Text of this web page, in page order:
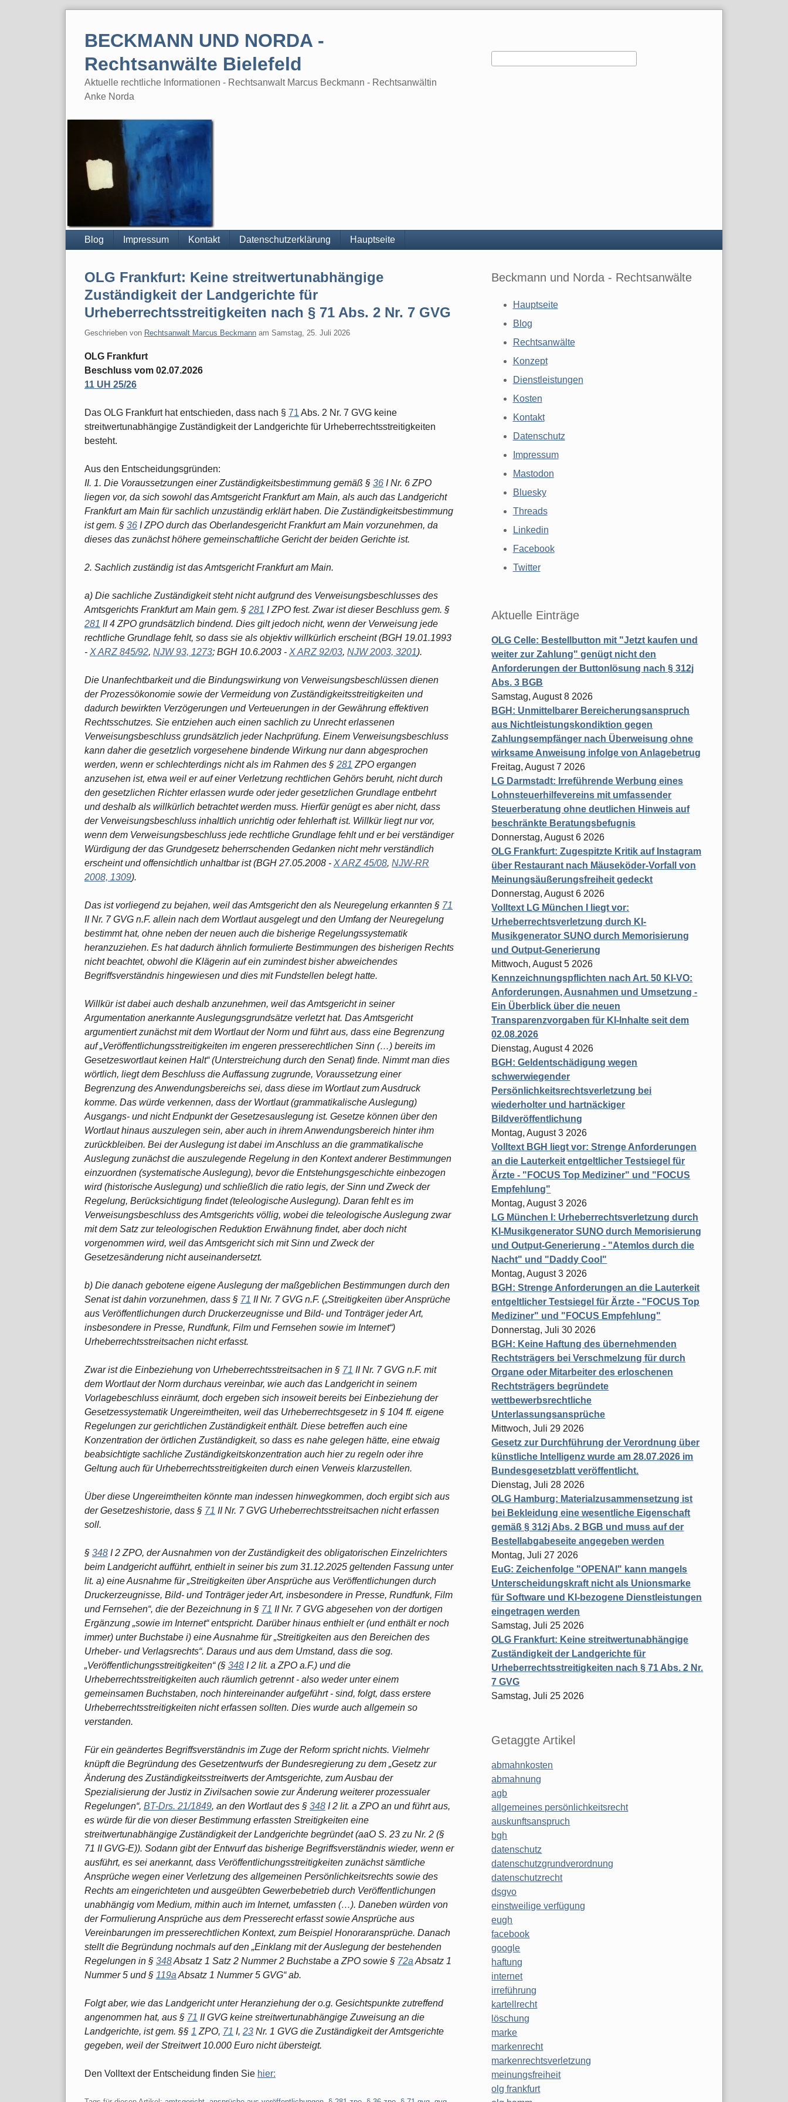
BECKMANN UND NORDA -
Rechtsanwälte Bielefeld
Aktuelle rechtliche Informationen - Rechtsanwalt Marcus Beckmann - Rechtsanwältin
Anke Norda
Blog Impressum Kontakt Datenschutzerklärung Hauptseite
OLG Frankfurt: Keine streitwertunabhängige
Zuständigkeit der Landgerichte für
Urheberrechtsstreitigkeiten nach § 71 Abs. 2 Nr. 7 GVG
Geschrieben von Rechtsanwalt Marcus Beckmann am Samstag, 25. Juli 2026
OLG Frankfurt
Beschluss vom 02.07.2026
11 UH 25/26
Das OLG Frankfurt hat entschieden, dass nach § 71 Abs. 2 Nr. 7 GVG keine
streitwertunabhängige Zuständigkeit der Landgerichte für Urheberrechtsstreitigkeiten
besteht.
Aus den Entscheidungsgründen:
II. 1. Die Voraussetzungen einer Zuständigkeitsbestimmung gemäß § 36 I Nr. 6 ZPO
liegen vor, da sich sowohl das Amtsgericht Frankfurt am Main, als auch das Landgericht
Frankfurt am Main für sachlich unzuständig erklärt haben. Die Zuständigkeitsbestimmung
ist gem. § 36 I ZPO durch das Oberlandesgericht Frankfurt am Main vorzunehmen, da
dieses das zunächst höhere gemeinschaftliche Gericht der beiden Gerichte ist.
2. Sachlich zuständig ist das Amtsgericht Frankfurt am Main.
a) Die sachliche Zuständigkeit steht nicht aufgrund des Verweisungsbeschlusses des
Amtsgerichts Frankfurt am Main gem. § 281 I ZPO fest. Zwar ist dieser Beschluss gem. §
281 II 4 ZPO grundsätzlich bindend. Dies gilt jedoch nicht, wenn der Verweisung jede
rechtliche Grundlage fehlt, so dass sie als objektiv willkürlich erscheint (BGH 19.01.1993
- X ARZ 845/92, NJW 93, 1273; BGH 10.6.2003 - X ARZ 92/03, NJW 2003, 3201).
Die Unanfechtbarkeit und die Bindungswirkung von Verweisungsbeschlüssen dienen
der Prozessökonomie sowie der Vermeidung von Zuständigkeitsstreitigkeiten und
dadurch bewirkten Verzögerungen und Verteuerungen in der Gewährung effektiven
Rechtsschutzes. Sie entziehen auch einen sachlich zu Unrecht erlassenen
Verweisungsbeschluss grundsätzlich jeder Nachprüfung. Einem Verweisungsbeschluss
kann daher die gesetzlich vorgesehene bindende Wirkung nur dann abgesprochen
werden, wenn er schlechterdings nicht als im Rahmen des § 281 ZPO ergangen
anzusehen ist, etwa weil er auf einer Verletzung rechtlichen Gehörs beruht, nicht durch
den gesetzlichen Richter erlassen wurde oder jeder gesetzlichen Grundlage entbehrt
und deshalb als willkürlich betrachtet werden muss. Hierfür genügt es aber nicht, dass
der Verweisungsbeschluss inhaltlich unrichtig oder fehlerhaft ist. Willkür liegt nur vor,
wenn dem Verweisungsbeschluss jede rechtliche Grundlage fehlt und er bei verständiger
Würdigung der das Grundgesetz beherrschenden Gedanken nicht mehr verständlich
erscheint und offensichtlich unhaltbar ist (BGH 27.05.2008 - X ARZ 45/08, NJW-RR
2008, 1309).
Das ist vorliegend zu bejahen, weil das Amtsgericht den als Neuregelung erkannten § 71
II Nr. 7 GVG n.F. allein nach dem Wortlaut ausgelegt und den Umfang der Neuregelung
bestimmt hat, ohne neben der neuen auch die bisherige Regelungssystematik
heranzuziehen. Es hat dadurch ähnlich formulierte Bestimmungen des bisherigen Rechts
nicht beachtet, obwohl die Klägerin auf ein zumindest bisher abweichendes
Begriffsverständnis hingewiesen und dies mit Fundstellen belegt hatte.
Willkür ist dabei auch deshalb anzunehmen, weil das Amtsgericht in seiner
Argumentation anerkannte Auslegungsgrundsätze verletzt hat. Das Amtsgericht
argumentiert zunächst mit dem Wortlaut der Norm und führt aus, dass eine Begrenzung
auf „Veröffentlichungsstreitigkeiten im engeren presserechtlichen Sinn (…) bereits im
Gesetzeswortlaut keinen Halt“ (Unterstreichung durch den Senat) finde. Nimmt man dies
wörtlich, liegt dem Beschluss die Auffassung zugrunde, Voraussetzung einer
Begrenzung des Anwendungsbereichs sei, dass diese im Wortlaut zum Ausdruck
komme. Das würde verkennen, dass der Wortlaut (grammatikalische Auslegung)
Ausgangs- und nicht Endpunkt der Gesetzesauslegung ist. Gesetze können über den
Wortlaut hinaus auszulegen sein, aber auch in ihrem Anwendungsbereich hinter ihm
zurückbleiben. Bei der Auslegung ist dabei im Anschluss an die grammatikalische
Auslegung zunächst die auszulegende Regelung in den Kontext anderer Bestimmungen
einzuordnen (systematische Auslegung), bevor die Entstehungsgeschichte einbezogen
wird (historische Auslegung) und schließlich die ratio legis, der Sinn und Zweck der
Regelung, Berücksichtigung findet (teleologische Auslegung). Daran fehlt es im
Verweisungsbeschluss des Amtsgerichts völlig, wobei die teleologische Auslegung zwar
mit dem Satz zur teleologischen Reduktion Erwähnung findet, aber doch nicht
vorgenommen wird, weil das Amtsgericht sich mit Sinn und Zweck der
Gesetzesänderung nicht auseinandersetzt.
b) Die danach gebotene eigene Auslegung der maßgeblichen Bestimmungen durch den
Senat ist dahin vorzunehmen, dass § 71 II Nr. 7 GVG n.F. („Streitigkeiten über Ansprüche
aus Veröffentlichungen durch Druckerzeugnisse und Bild- und Tonträger jeder Art,
insbesondere in Presse, Rundfunk, Film und Fernsehen sowie im Internet“)
Urheberrechtsstreitsachen nicht erfasst.
Zwar ist die Einbeziehung von Urheberrechtsstreitsachen in § 71 II Nr. 7 GVG n.F. mit
dem Wortlaut der Norm durchaus vereinbar, wie auch das Landgericht in seinem
Vorlagebeschluss einräumt, doch ergeben sich insoweit bereits bei Einbeziehung der
Gesetzessystematik Ungereimtheiten, weil das Urheberrechtsgesetz in § 104 ff. eigene
Regelungen zur gerichtlichen Zuständigkeit enthält. Diese betreffen auch eine
Konzentration der örtlichen Zuständigkeit, so dass es nahe gelegen hätte, eine etwaig
beabsichtigte sachliche Zuständigkeitskonzentration auch hier zu regeln oder ihre
Geltung auch für Urheberrechtsstreitigkeiten durch einen Verweis klarzustellen.
Über diese Ungereimtheiten könnte man indessen hinwegkommen, doch ergibt sich aus
der Gesetzeshistorie, dass § 71 II Nr. 7 GVG Urheberrechtsstreitsachen nicht erfassen
soll.
§ 348 I 2 ZPO, der Ausnahmen von der Zuständigkeit des obligatorischen Einzelrichters
beim Landgericht aufführt, enthielt in seiner bis zum 31.12.2025 geltenden Fassung unter
lit. a) eine Ausnahme für „Streitigkeiten über Ansprüche aus Veröffentlichungen durch
Druckerzeugnisse, Bild- und Tonträger jeder Art, insbesondere in Presse, Rundfunk, Film
und Fernsehen“, die der Bezeichnung in § 71 II Nr. 7 GVG abgesehen von der dortigen
Ergänzung „sowie im Internet“ entspricht. Darüber hinaus enthielt er (und enthält er noch
immer) unter Buchstabe i) eine Ausnahme für „Streitigkeiten aus den Bereichen des
Urheber- und Verlagsrechts“. Daraus und aus dem Umstand, dass die sog.
„Veröffentlichungsstreitigkeiten“ (§ 348 I 2 lit. a ZPO a.F.) und die
Urheberrechtsstreitigkeiten auch räumlich getrennt - also weder unter einem
gemeinsamen Buchstaben, noch hintereinander aufgeführt - sind, folgt, dass erstere
Urheberrechtsstreitigkeiten nicht erfassen sollten. Dies wurde auch allgemein so
verstanden.
Für ein geändertes Begriffsverständnis im Zuge der Reform spricht nichts. Vielmehr
knüpft die Begründung des Gesetzentwurfs der Bundesregierung zu dem „Gesetz zur
Änderung des Zuständigkeitsstreitwerts der Amtsgerichte, zum Ausbau der
Spezialisierung der Justiz in Zivilsachen sowie zur Änderung weiterer prozessualer
Regelungen“, BT-Drs. 21/1849, an den Wortlaut des § 348 I 2 lit. a ZPO an und führt aus,
es würde für die von dieser Bestimmung erfassten Streitigkeiten eine
streitwertunabhängige Zuständigkeit der Landgerichte begründet (aaO S. 23 zu Nr. 2 (§
71 II GVG-E)). Sodann gibt der Entwurf das bisherige Begriffsverständnis wieder, wenn er
ausführt, es sei anerkannt, dass Veröffentlichungsstreitigkeiten zunächst sämtliche
Ansprüche wegen einer Verletzung des allgemeinen Persönlichkeitsrechts sowie des
Rechts am eingerichteten und ausgeübten Gewerbebetrieb durch Veröffentlichungen
unabhängig vom Medium, mithin auch im Internet, umfassten (…). Daneben würden von
der Formulierung Ansprüche aus dem Presserecht erfasst sowie Ansprüche aus
Vereinbarungen im presserechtlichen Kontext, zum Beispiel Honoraransprüche. Danach
stellt die Begründung nochmals auf den „Einklang mit der Auslegung der bestehenden
Regelungen in § 348Absatz 1 Satz 2 Nummer 2 Buchstabe a ZPO sowie § 72a Absatz 1
Nummer 5 und § 119a Absatz 1 Nummer 5 GVG“ ab.
Folgt aber, wie das Landgericht unter Heranziehung der o.g. Gesichtspunkte zutreffend
angenommen hat, aus § 71 II GVG keine streitwertunabhängige Zuweisung an die
Landgerichte, ist gem. §§ 1 ZPO, 71 I, 23 Nr. 1 GVG die Zuständigkeit der Amtsgerichte
gegeben, weil der Streitwert 10.000 Euro nicht übersteigt.
Den Volltext der Entscheidung finden Sie hier:
Beckmann und Norda - Rechtsanwälte
Hauptseite
Blog
Rechtsanwälte
Konzept
Dienstleistungen
Kosten
Kontakt
Datenschutz
Impressum
Mastodon
Bluesky
Threads
Linkedin
Facebook
Twitter
Aktuelle Einträge
OLG Celle: Bestellbutton mit "Jetzt kaufen und
weiter zur Zahlung" genügt nicht den
Anforderungen der Buttonlösung nach § 312j
Abs. 3 BGB
Samstag, August 8 2026
BGH: Unmittelbarer Bereicherungsanspruch
aus Nichtleistungskondiktion gegen
Zahlungsempfänger nach Überweisung ohne
wirksame Anweisung infolge von Anlagebetrug
Freitag, August 7 2026
LG Darmstadt: Irreführende Werbung eines
Lohnsteuerhilfevereins mit umfassender
Steuerberatung ohne deutlichen Hinweis auf
beschränkte Beratungsbefugnis
Donnerstag, August 6 2026
OLG Frankfurt: Zugespitzte Kritik auf Instagram
über Restaurant nach Mäuseköder-Vorfall von
Meinungsäußerungsfreiheit gedeckt
Donnerstag, August 6 2026
Volltext LG München I liegt vor:
Urheberrechtsverletzung durch KI-
Musikgenerator SUNO durch Memorisierung
und Output-Generierung
Mittwoch, August 5 2026
Kennzeichnungspflichten nach Art. 50 KI-VO:
Anforderungen, Ausnahmen und Umsetzung -
Ein Überblick über die neuen
Transparenzvorgaben für KI-Inhalte seit dem
02.08.2026
Dienstag, August 4 2026
BGH: Geldentschädigung wegen
schwerwiegender
Persönlichkeitsrechtsverletzung bei
wiederholter und hartnäckiger
Bildveröffentlichung
Montag, August 3 2026
Volltext BGH liegt vor: Strenge Anforderungen
an die Lauterkeit entgeltlicher Testsiegel für
Ärzte - "FOCUS Top Mediziner" und "FOCUS
Empfehlung"
Montag, August 3 2026
LG München I: Urheberrechtsverletzung durch
KI-Musikgenerator SUNO durch Memorisierung
und Output-Generierung - "Atemlos durch die
Nacht" und "Daddy Cool"
Montag, August 3 2026
BGH: Strenge Anforderungen an die Lauterkeit
entgeltlicher Testsiegel für Ärzte - "FOCUS Top
Mediziner" und "FOCUS Empfehlung"
Donnerstag, Juli 30 2026
BGH: Keine Haftung des übernehmenden
Rechtsträgers bei Verschmelzung für durch
Organe oder Mitarbeiter des erloschenen
Rechtsträgers begründete
wettbewerbsrechtliche
Unterlassungsansprüche
Mittwoch, Juli 29 2026
Gesetz zur Durchführung der Verordnung über
künstliche Intelligenz wurde am 28.07.2026 im
Bundesgesetzblatt veröffentlicht.
Dienstag, Juli 28 2026
OLG Hamburg: Materialzusammensetzung ist
bei Bekleidung eine wesentliche Eigenschaft
gemäß § 312j Abs. 2 BGB und muss auf der
Bestellabgabeseite angegeben werden
Montag, Juli 27 2026
EuG: Zeichenfolge "OPENAI" kann mangels
Unterscheidungskraft nicht als Unionsmarke
für Software und KI-bezogene Dienstleistungen
eingetragen werden
Samstag, Juli 25 2026
OLG Frankfurt: Keine streitwertunabhängige
Zuständigkeit der Landgerichte für
Urheberrechtsstreitigkeiten nach § 71 Abs. 2 Nr.
7 GVG
Samstag, Juli 25 2026
Getaggte Artikel
abmahnkosten
abmahnung
agb
allgemeines persönlichkeitsrecht
auskunftsanspruch
bgh
datenschutz
datenschutzgrundverordnung
datenschutzrecht
dsgvo
einstweilige verfügung
eugh
facebook
google
haftung
internet
irreführung
kartellrecht
löschung
marke
markenrecht
markenrechtsverletzung
meinungsfreiheit
olg frankfurt